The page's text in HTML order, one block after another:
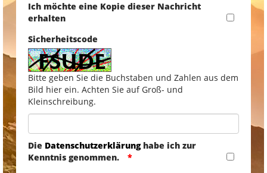
Ich möchte eine Kopie dieser Nachricht
erhalten
Sicherheitscode
Bitte geben Sie die Buchstaben und Zahlen aus dem
Bild hier ein. Achten Sie auf Groß- und
Kleinschreibung.
Die Datenschutzerklärunghabe ich zur
Kenntnis genommen.